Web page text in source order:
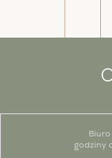
godziny